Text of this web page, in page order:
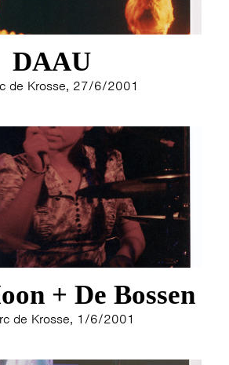
DAAU
de Krosse, 27/6/2001
+ De Bossen
de Krosse, 1/6/2001